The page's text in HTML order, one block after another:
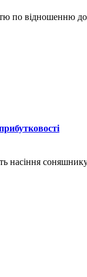
по відношенню
насіння